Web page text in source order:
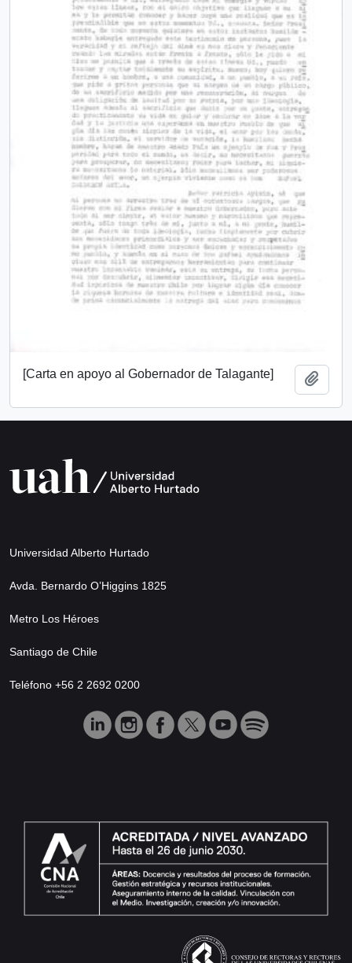
[Carta en apoyo al Gobernador de Talagante]
Universidad Alberto Hurtado
Avda. Bernardo O’Higgins 1825
Metro Los Héroes
Santiago de Chile
Teléfono +56 2 2692 0200